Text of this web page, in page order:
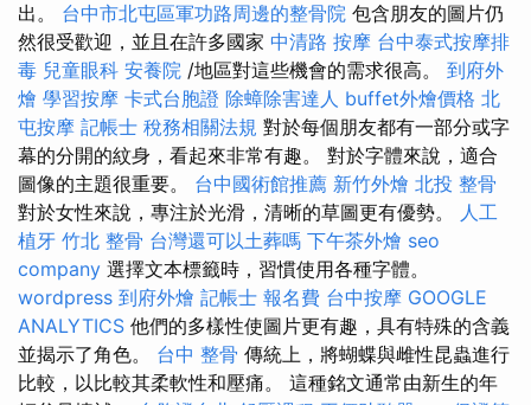
出。 台中市北屯區軍功路周邊的整骨院 包含朋友的圖片仍
然很受歡迎，並且在許多國家 中清路 按摩 台中泰式按摩排
毒 兒童眼科 安養院 /地區對這些機會的需求很高。 到府外
燴 學習按摩 卡式台胞證 除蟑除害達人 buffet外燴價格 北
屯按摩 記帳士 稅務相關法規 對於每個朋友都有一部分或字
幕的分開的紋身，看起來非常有趣。 對於字體來說，適合
圖像的主題很重要。 台中國術館推薦 新竹外燴 北投 整骨
對於女性來說，專注於光滑，清晰的草圖更有優勢。 人工
植牙 竹北 整骨 台灣還可以土葬嗎 下午茶外燴 seo
company 選擇文本標籤時，習慣使用各種字體。
wordpress 到府外燴 記帳士 報名費 台中按摩 GOOGLE
ANALYTICS 他們的多樣性使圖片更有趣，具有特殊的含義
並揭示了角色。 台中 整骨 傳統上，將蝴蝶與雌性昆蟲進行
比較，以比較其柔軟性和壓痛。 這種銘文通常由新生的年